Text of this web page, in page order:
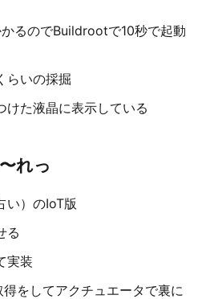
るのでBuildrootで10秒で起動
らいの採掘
けた液晶に表示している
れっ
い）のIoT版
る
実装
をしてアクチュエータで裏に